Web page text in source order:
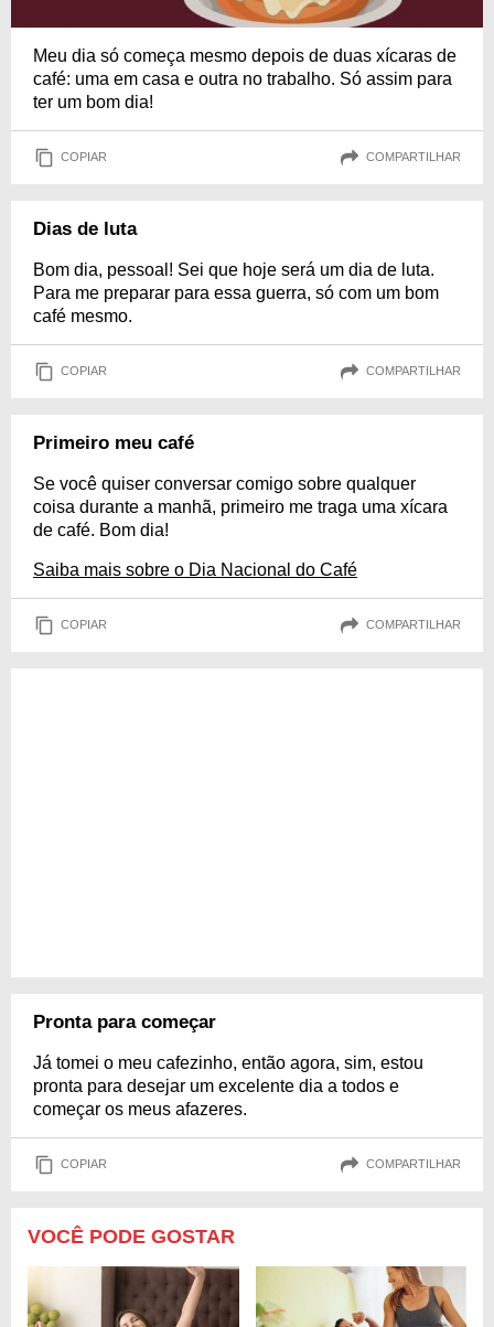
Meu dia só começa mesmo depois de duas xícaras de
café: uma em casa e outra no trabalho. Só assim para
ter um bom dia!
COPIAR COMPARTILHAR
Dias de luta
Bom dia, pessoal! Sei que hoje será um dia de luta.
Para me preparar para essa guerra, só com um bom
café mesmo.
COPIAR COMPARTILHAR
Primeiro meu café
Se você quiser conversar comigo sobre qualquer
coisa durante a manhã, primeiro me traga uma xícara
de café. Bom dia!
Saiba mais sobre o Dia Nacional do Café
COPIAR COMPARTILHAR
Pronta para começar
Já tomei o meu cafezinho, então agora, sim, estou
pronta para desejar um excelente dia a todos e
começar os meus afazeres.
COPIAR COMPARTILHAR
VOCÊ PODE GOSTAR